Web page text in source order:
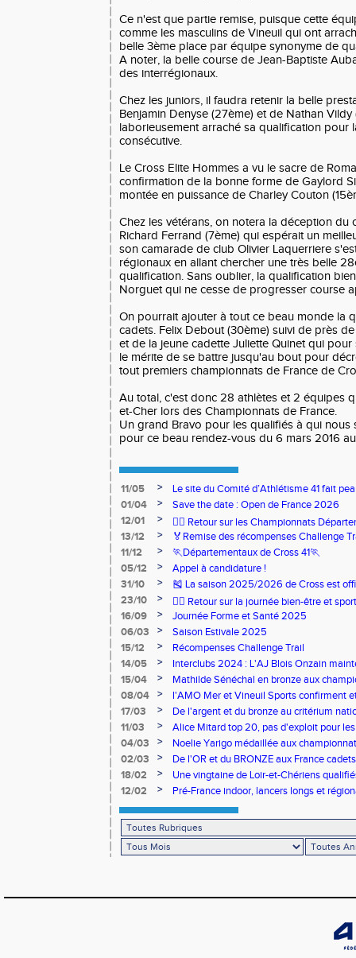
Ce n'est que partie remise, puisque cette
comme les masculins de Vineuil qui ont
belle 3ème place par équipe synonyme de
A noter, la belle course de Jean-Baptiste
des interrégionaux.
Chez les juniors, il faudra retenir la belle
Benjamin Denyse (27ème) et de Nathan Vildy
laborieusement arraché sa qualification pour
consécutive.
Le Cross Elite Hommes a vu le sacre de
confirmation de la bonne forme de Gaylord
montée en puissance de Charley Couton
Chez les vétérans, on notera la déception du
Richard Ferrand (7ème) qui espérait un
son camarade de club Olivier Laquerriere
régionaux en allant chercher une très belle
qualification. Sans oublier, la qualification
Norguet qui ne cesse de progresser course
On pourrait ajouter à tout ce beau monde la
cadets. Felix Debout (30ème) suivi de près
et de la jeune cadette Juliette Quinet qui
le mérite de se battre jusqu'au bout pour
tout premiers championnats de France de
Au total, c'est donc 28 athlètes et 2 équipes
et-Cher lors des Championnats de France.
Un grand Bravo pour les qualifiés à qui nous
pour ce beau rendez-vous du 6 mars 2016
11/05 >
Le site du Comité d’Athlétisme 41 fait
01/04
>
Save the date : Open de France 2026
12/01
>
🏃‍♂️ Retour sur les Championnats
13/12
>
🏅Remise des récompenses Challenge
11/12
>
🏃Départementaux de Cross 41🏃
05/12
>
Appel à candidature !
31/10
>
🎽 La saison 2025/2026 de Cross est
23/10
>
🧘‍♀️ Retour sur la journée bien-être et
16/09
>
Journée Forme et Santé 2025
06/03
>
Saison Estivale 2025
15/12
>
Récompenses Challenge Trail
14/05
>
Interclubs 2024 : L'AJ Blois Onzain
Romorantin en N2B
15/04 >
Mathilde Sénéchal en bronze aux
08/04
>
l'AMO Mer et Vineuil Sports confirment
benjamins
17/03 >
De l'argent et du bronze au critérium
11/03
>
Alice Mitard top 20, pas d'exploit pour
04/03
>
Noelie Yarigo médaillée aux
02/03
>
De l'OR et du BRONZE aux France
18/02
>
Une vingtaine de Loir-et-Chériens
12/02
> Pré-France indoor, lancers longs et